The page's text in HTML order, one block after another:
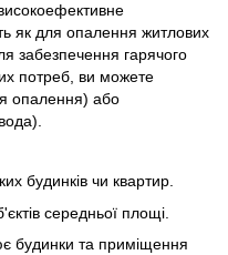
як для опалення житлових
забезпечення гарячого
потреб, ви можете
опалення) або
будинків чи квартир.
середньої площі.
будинки та приміщення